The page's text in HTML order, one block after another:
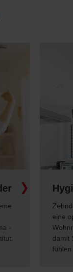
die
wohl